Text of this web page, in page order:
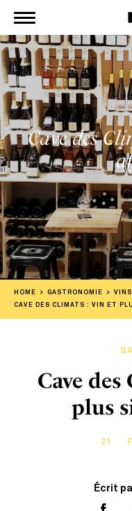
Cave des
HOME GASTRONOMIE
VINS
CAVE DES CLIMATS : VIN ET
Cave
plus
21
Écrit